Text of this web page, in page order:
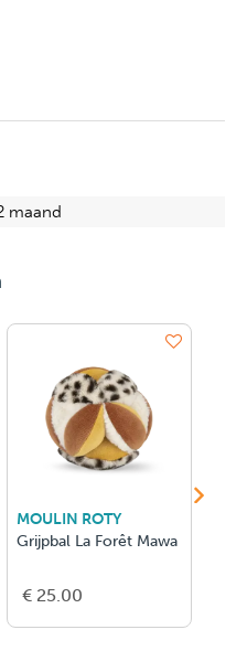
maand
MOULIN ROTY
Grijpbal La Forêt Mawa
€ 25.00